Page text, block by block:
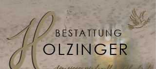
BESTATTUNG
OLZINGER